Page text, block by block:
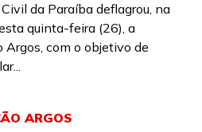
da Paraíba deflagrou, na
quinta-feira (26), a
Argos, com o objetivo de
ARGOS